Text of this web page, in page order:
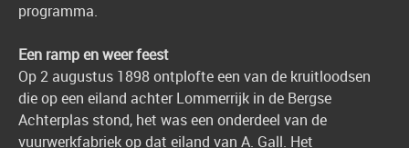
programma.
Een ramp en weer feest
Op 2 augustus 1898 ontplofte een van de kruitloodsen
die op een eiland achter Lommerrijk in de Bergse
Achterplas stond, het was een onderdeel van de
vuurwerkfabriek op dat eiland van A. Gall. Het